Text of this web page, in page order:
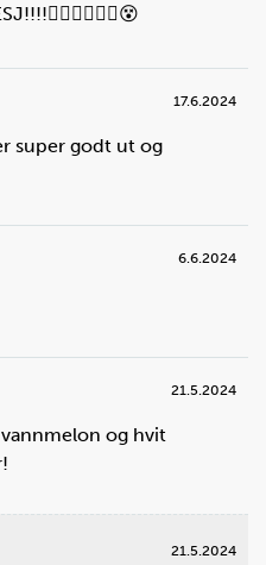
17.6.2024
super godt ut og
6.6.2024
21.5.2024
og hvit
21.5.2024